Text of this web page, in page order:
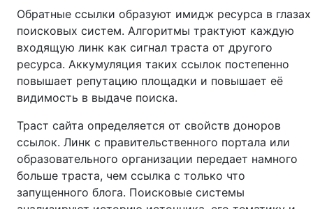
Обратные ссылки образуют имидж ресурса в глазах
поисковых систем. Алгоритмы трактуют каждую
входящую линк как сигнал траста от другого
ресурса. Аккумуляция таких ссылок постепенно
повышает репутацию площадки и повышает её
видимость в выдаче поиска.
Траст сайта определяется от свойств доноров
ссылок. Линк с правительственного портала или
образовательного организации передает намного
больше траста, чем ссылка с только что
запущенного блога. Поисковые системы